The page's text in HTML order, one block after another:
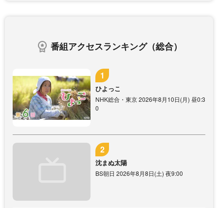
番組アクセスランキング（総合）
ひよっこ
NHK総合・東京 2026年8月10日(月) 昼0:3
0
沈まぬ太陽
BS朝日 2026年8月8日(土) 夜9:00